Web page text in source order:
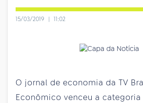
15/03/2019 | 11:02
O jornal de economia da TV
Econômico venceu a categoria